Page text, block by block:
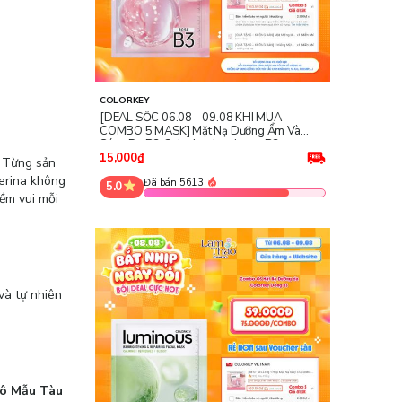
sản
không
vui mỗi
tự nhiên
Mẫu Tàu
COLORKEY
[DEAL SỐC 06.08 - 09.08 KHI MUA
COMBO 5 MASK] Mặt Nạ Dưỡng Ẩm Và
Sáng Da B3 Colorkey Luminous B3
Brightening & Nourishing Facial Mask -
15,000₫
5.0
Đã bán 5613